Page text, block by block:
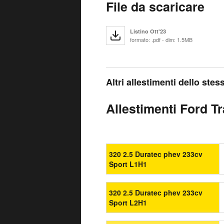
File da scaricare
Listino Ott'23
formato: .pdf - dim: 1.5MB
Altri allestimenti dello
Allestimenti Ford
320 2.5 Duratec phev 233cv
Sport L1H1
320 2.5 Duratec phev 233cv
Sport L2H1